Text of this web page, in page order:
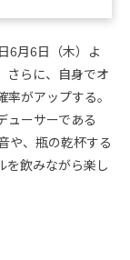
6月6日（木）よ
さらに、自身でオ
がアップする。
ューサーである
や、瓶の乾杯する
を飲みながら楽し